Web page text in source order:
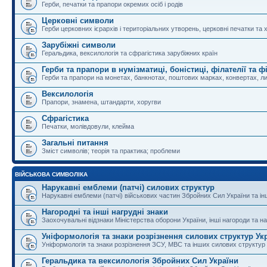
Герби, печатки та прапори окремих осіб і родів
Церковні символи
Герби церковних ієрархів і територіальних утворень, церковні печатки та
Зарубіжні символи
Геральдика, вексилологія та сфрагістика зарубіжних країн
Герби та прапори в нумізматиці, боністиці, філателії та
Герби та прапори на монетах, банкнотах, поштових марках, конвертах,
Вексилологія
Прапори, знамена, штандарти, хоругви
Сфрагістика
Печатки, молівдовули, клейма
Загальні питання
Зміст символів; теорія та практика; проблеми
ВІЙСЬКОВА СИМВОЛІКА
Нарукавні емблеми (патчі) силових структур
Нарукавні емблеми (патчі) військових частин Збройних Сил України та
Нагородні та інші нагрудні знаки
Заохочувальні відзнаки Міністерства оборони України, інші нагороди та
Уніформологія та знаки розрізнення силових структур
Уніформологія та знаки розрізнення ЗСУ, МВС та інших силових структур
Геральдика та вексилологія Збройних Сил України